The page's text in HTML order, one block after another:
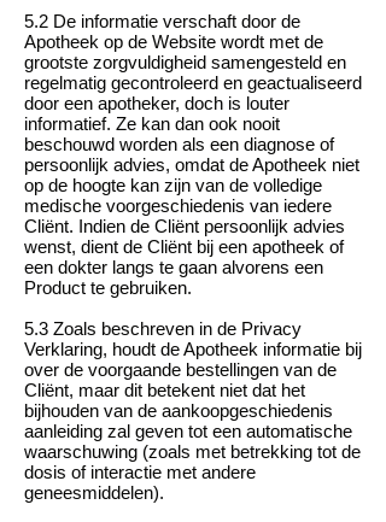
5.2 De informatie verschaft door de
Apotheek op de Website wordt met de
grootste zorgvuldigheid samengesteld en
regelmatig gecontroleerd en geactualiseerd
door een apotheker, doch is louter
informatief. Ze kan dan ook nooit
beschouwd worden als een diagnose of
persoonlijk advies, omdat de Apotheek niet
op de hoogte kan zijn van de volledige
medische voorgeschiedenis van iedere
Cliënt. Indien de Cliënt persoonlijk advies
wenst, dient de Cliënt bij een apotheek of
een dokter langs te gaan alvorens een
Product te gebruiken.
5.3 Zoals beschreven in de Privacy
Verklaring, houdt de Apotheek informatie bij
over de voorgaande bestellingen van de
Cliënt, maar dit betekent niet dat het
bijhouden van de aankoopgeschiedenis
aanleiding zal geven tot een automatische
waarschuwing (zoals met betrekking tot de
dosis of interactie met andere
geneesmiddelen).